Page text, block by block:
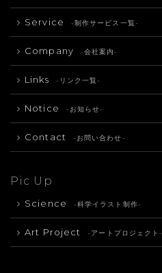
Service -制作サービス一覧-
Company -会社案内-
Links -リンク一覧-
Notice -お知らせ-
Contact -お問い合わせ-
Pic Up
Science -科学イラスト制作-
Art Project -アートプロジェクト-